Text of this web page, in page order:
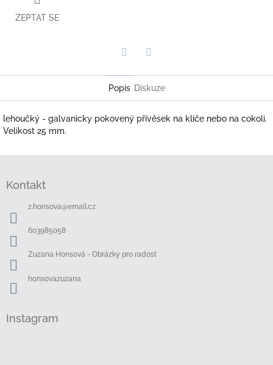
ZEPTAT SE
Popis Diskuze
lehoučký - galvanicky pokovený přívěsek na klíče nebo na cokoli.
Velikost 25 mm.
Kontakt
z.honsova@email.cz
603985058
Zuzana Honsová - Obrázky pro radost
honsovazuzana
Instagram